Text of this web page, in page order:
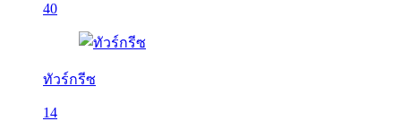
40
ทัวร์กรีซ
14